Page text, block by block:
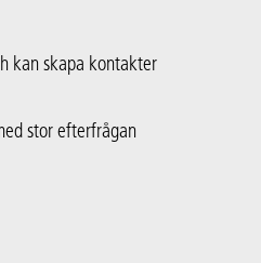
kan skapa kontakter
stor efterfrågan